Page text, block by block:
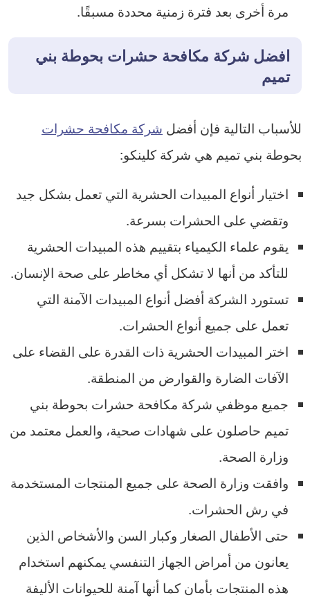
مرة أخرى بعد فترة زمنية محددة مسبقًا.
افضل شركة مكافحة حشرات بحوطة بني
تميم
للأسباب التالية فإن أفضل شركة مكافحة حشرات
بحوطة بني تميم هي شركة كلينكو:
اختيار أنواع المبيدات الحشرية التي تعمل بشكل جيد
وتقضي على الحشرات بسرعة.
يقوم علماء الكيمياء بتقييم هذه المبيدات الحشرية
للتأكد من أنها لا تشكل أي مخاطر على صحة الإنسان.
تستورد الشركة أفضل أنواع المبيدات الآمنة التي
تعمل على جميع أنواع الحشرات.
اختر المبيدات الحشرية ذات القدرة على القضاء على
الآفات الضارة والقوارض من المنطقة.
جميع موظفي شركة مكافحة حشرات بحوطة بني
تميم حاصلون على شهادات صحية، والعمل معتمد من
وزارة الصحة.
وافقت وزارة الصحة على جميع المنتجات المستخدمة
في رش الحشرات.
حتى الأطفال الصغار وكبار السن والأشخاص الذين
يعانون من أمراض الجهاز التنفسي يمكنهم استخدام
هذه المنتجات بأمان كما أنها آمنة للحيوانات الأليفة